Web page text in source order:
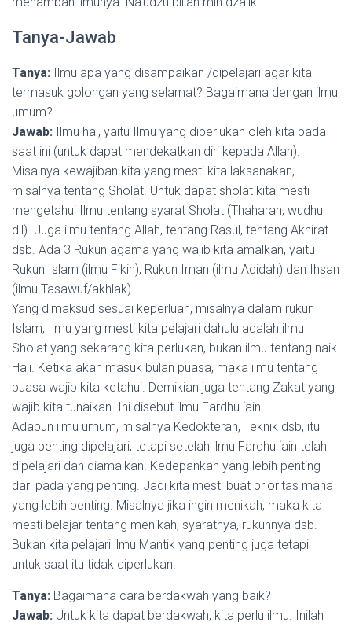
Tanya-Jawab
Tanya: Ilmu apa yang disampaikan /dipelajari agar kita
termasuk golongan yang selamat? Bagaimana dengan ilmu
umum?
Jawab: Ilmu hal, yaitu Ilmu yang diperlukan oleh kita pada
saat ini (untuk dapat mendekatkan diri kepada Allah).
Misalnya kewajiban kita yang mesti kita laksanakan,
misalnya tentang Sholat. Untuk dapat sholat kita mesti
mengetahui Ilmu tentang syarat Sholat (Thaharah, wudhu
dll). Juga ilmu tentang Allah, tentang Rasul, tentang Akhirat
dsb. Ada 3 Rukun agama yang wajib kita amalkan, yaitu
Rukun Islam (ilmu Fikih), Rukun Iman (ilmu Aqidah) dan Ihsan
(ilmu Tasawuf/akhlak).
Yang dimaksud sesuai keperluan, misalnya dalam rukun
Islam, Ilmu yang mesti kita pelajari dahulu adalah ilmu
Sholat yang sekarang kita perlukan, bukan ilmu tentang naik
Haji. Ketika akan masuk bulan puasa, maka ilmu tentang
puasa wajib kita ketahui. Demikian juga tentang Zakat yang
wajib kita tunaikan. Ini disebut ilmu Fardhu ‘ain.
Adapun ilmu umum, misalnya Kedokteran, Teknik dsb, itu
juga penting dipelajari, tetapi setelah ilmu Fardhu ‘ain telah
dipelajari dan diamalkan. Kedepankan yang lebih penting
dari pada yang penting. Jadi kita mesti buat prioritas mana
yang lebih penting. Misalnya jika ingin menikah, maka kita
mesti belajar tentang menikah, syaratnya, rukunnya dsb.
Bukan kita pelajari ilmu Mantik yang penting juga tetapi
untuk saat itu tidak diperlukan.
Tanya: Bagaimana cara berdakwah yang baik?
Jawab: Untuk kita dapat berdakwah, kita perlu ilmu. Inilah